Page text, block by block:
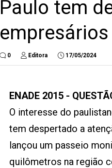
Paulo tem
empresários
0 Editora 17/05/2024
ENADE 2015 -
O interesse do
tem despertado a
lançou um passeio
quilômetros na região